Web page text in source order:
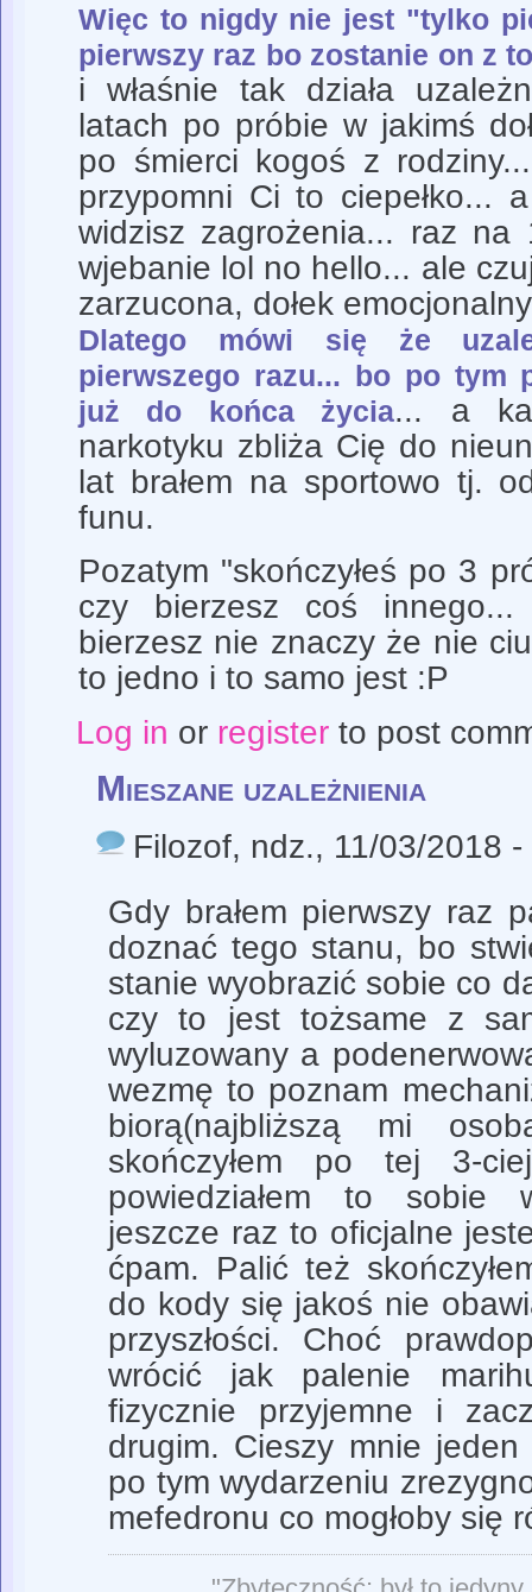
Więc to nigdy nie jest "tylko
pierwszy raz bo zostanie on z
i właśnie tak działa
latach po próbie w jakimś
po śmierci kogoś z
przypomni Ci to ciepełko...
widzisz zagrożenia... raz
wjebanie lol no hello... ale
zarzucona, dołek
Dlatego mówi się że
pierwszego razu... bo po tym
już do końca życia... a
narkotyku zbliża Cię do
lat brałem na sportowo tj.
funu.
Pozatym "skończyłeś po 3
czy bierzesz coś
bierzesz nie znaczy że nie
to jedno i to samo jest :P
Log in or registerto post
Mieszane uzależnienia
Filozof, ndz., 11/03/2018
Gdy brałem pierwszy raz
doznać tego stanu, bo
stanie wyobrazić sobie co
czy to jest tożsame z
wyluzowany a
wezmę to poznam
biorą(najbliższą mi
skończyłem po tej 3-
powiedziałem to sobie
jeszcze raz to oficjalne
ćpam. Palić też
do kody się jakoś nie
przyszłości. Choć
wrócić jak palenie
fizycznie przyjemne i
drugim. Cieszy mnie
po tym wydarzeniu
mefedronu co mogłoby się